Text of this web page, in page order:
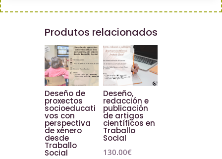
Produtos relacionados
Deseño de
proxectos
socioeducati
vos con
perspectiva
de xénero
desde
Traballo
Social
Deseño,
redacción e
publicación
de artigos
científicos en
Traballo
Social
130.00€